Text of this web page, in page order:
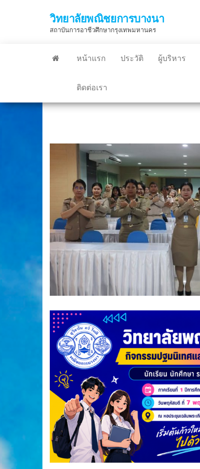
วิทยาลัยพณิชยการบางนา
สถาบันการอาชีวศึกษากรุงเทพมหานคร
หน้าแรก ประวัติ ผู้บริหาร
ติดต่อเรา